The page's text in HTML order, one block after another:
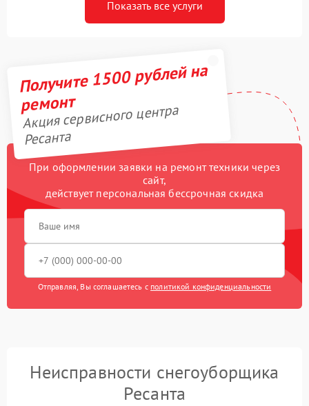
Показать все услуги
Получите 1500 рублей на
ремонт
Акция сервисного центра
Ресанта
При оформлении заявки на ремонт техники через
сайт,
действует персональная бессрочная скидка
Отправляя, Вы соглашаетесь с политикой конфиденциальности
Неисправности снегоуборщика
Ресанта